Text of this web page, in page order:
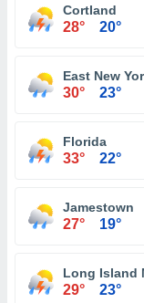
Cortland
28° 20°
East New
30° 23°
Florida
33° 22°
Jamestown
27° 19°
Long Island
29° 23°